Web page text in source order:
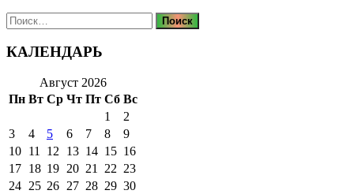
Найти:
КАЛЕНДАРЬ
Август 2026
Пн Вт Ср Чт Пт Сб Вс
1
2
3
4 5 6 7 8
9
10 11 12 13 14 15 16
17 18 19 20 21 22 23
24 25 26 27 28 29 30